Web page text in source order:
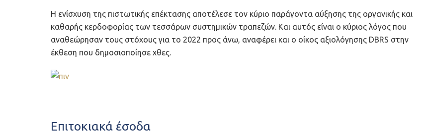
Η ενίσχυση της πιστωτικής επέκτασης αποτέλεσε τον κύριο παράγοντα αύξησης της οργανικής και
καθαρής κερδοφορίας των τεσσάρων συστημικών τραπεζών. Και αυτός είναι ο κύριος λόγος που
αναθεώρησαν τους στόχους για το 2022 προς άνω, αναφέρει και ο οίκος αξιολόγησης DBRS στην
έκθεση που δημοσιοποίησε χθες.
Επιτοκιακά έσοδα